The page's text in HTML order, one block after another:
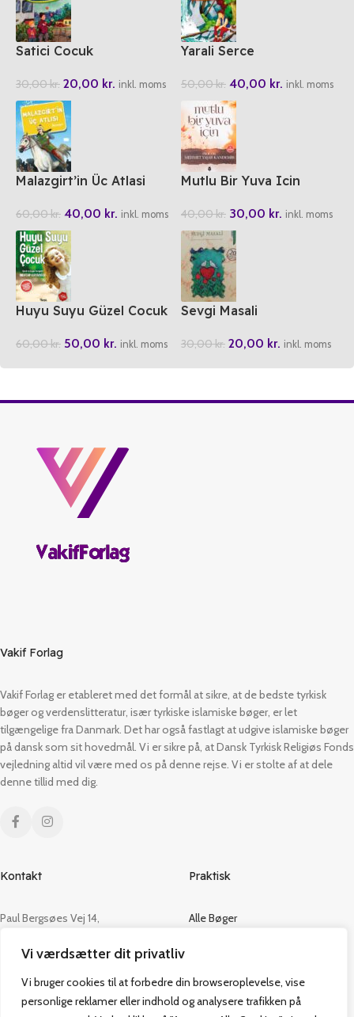
Vi værdsætter dit privatliv
Vi bruger cookies til at forbedre din browseroplevelse, vise
personlige reklamer eller indhold og analysere trafikken på
Satici Cocuk
30,00kr. 20,00 kr. inkl. moms
Yarali Serce
50,00kr. 40,00 kr. inkl. moms
Malazgirt’in Üc Atlasi
60,00kr. 40,00 kr. inkl. moms
Mutlu Bir Yuva Icin
40,00kr. 30,00 kr. inkl. moms
Huyu Suyu Güzel Cocuk
60,00kr. 50,00 kr. inkl. moms
Sevgi Masali
30,00kr. 20,00 kr. inkl. moms
Vakif Forlag
Vakif Forlag er etableret med det formål at sikre, at de bedste tyrkisk
bøger og verdenslitteratur, især tyrkiske islamiske bøger, er let
tilgængelige fra Danmark. Det har også fastlagt at udgive islamiske bøger
på dansk som sit hovedmål. Vi er sikre på, at Dansk Tyrkisk Religiøs Fonds
vejledning altid vil være med os på denne rejse. Vi er stolte af at dele
denne tillid med dig.
Kontakt
Paul Bergsøes Vej 14,
CVR: 42813915
admin@vakifforlag.dk
+45 26 24 2354
Praktisk
Alle Bøger
Kontakt